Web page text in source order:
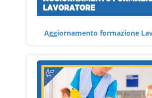
Aggiornamento formazione